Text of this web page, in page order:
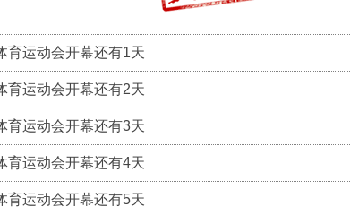
育运动会开幕还有1天
育运动会开幕还有2天
育运动会开幕还有3天
育运动会开幕还有4天
育运动会开幕还有5天